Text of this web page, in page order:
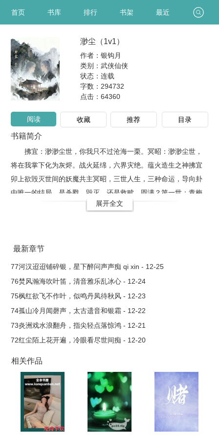
首页 书库 排行 书架 最近
渺尘（1v1）
作者：银钩月
类别：武侠仙侠
状态：连载
字数：294732
点击： 64360
阅读 收藏 推荐 目录
书籍简介
拂宜：渺渺尘世，你我只不过沧海一栗。冥昭：渺渺尘世，
将在我掌下化为灰烬。战火延绵，六界灾绝。蕴火造生之神拂宜
卯上欲毁灭世间的妖魔共主冥昭，三世人生，三种命运，导向卦
中唯一的结局。是杀戮、毁灭，还是救赎、圆满？第一世：青梅
竹马小情侣，慕容庭vs楚玉锦第二世：扭曲狠绝宋还旌vs至高至
展开全文
最新章节
77河汉迢迢铺碎银，星下醉问声声痴 qi xin - 12-25
76焚风瀚海吹叶笛，清音雅乐乱冰心 - 12-24
75枫红欲飞不作叶，似鸣丹凤待秋风 - 12-23
74孤山冷月闻磬声，太古遗音和银霜 - 12-22
73炎洲戏水浪翻舟，指尖轻点落惊鸿 - 12-21
72红尘陌上花开遍，冷眼看尽世间痴 - 12-20
相关作品